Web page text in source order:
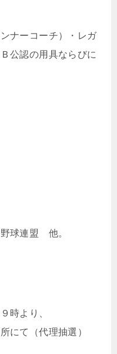
ナーコーチ）・レガ
公認の用具ならびに
球連盟 他。
時より、
にて（代理抽選）